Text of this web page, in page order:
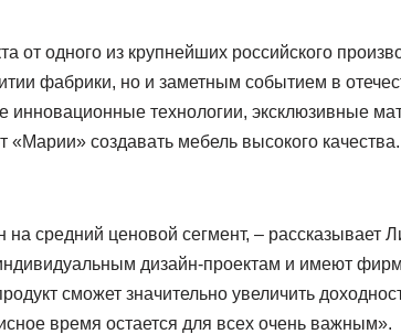
от одного из крупнейших российского
фабрики, но и заметным событием в
инновационные технологии, эксклюзивные
создавать мебель высокого
средний ценовой сегмент, – рассказывает
дизайн-проектам и имеют
сможет значительно увеличить
время остается для всех очень важным».